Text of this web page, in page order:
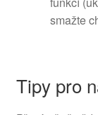
smažte
Tipy pro